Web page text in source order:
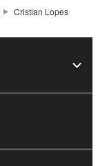
Cristian Lopes